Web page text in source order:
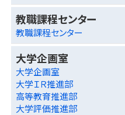
教職課程センター
教職課程センター
大学企画室
大学企画室
大学ＩＲ推進部
高等教育推進部
大学評価推進部